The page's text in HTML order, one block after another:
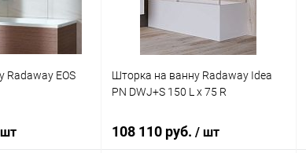
Radaway EOS
Шторка на ванну Radaway Idea
PN DWJ+S 150 L x 75 R
108 110 руб. / шт